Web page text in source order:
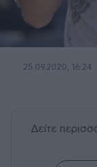
25.09.2020, 16:24
Δείτε